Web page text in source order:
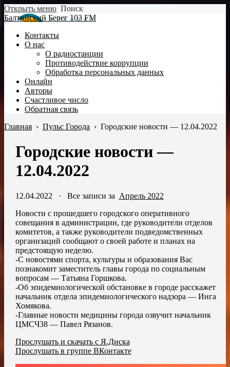
Открыть меню Поиск
Балтийский Берег 103 FM
Контакты
О нас
О радиостанции
Противодействие коррупции
Обработка персональных данных
Онлайн
Авторы
Счастливое число
Обратная связь
Главная › Пульс Города › Городские новости — 12.04.2022
Городские новости —
12.04.2022
12.04.2022 · Все записи за Апрель 2022
Новости с прошедшего городского оперативного
совещания в администрации, где руководители отделов
комитетов, а также руководители подведомственных
организаций сообщают о своей работе и планах на
предстоящую неделю.
-С новостями спорта, культуры и образования Вас
познакомит заместитель главы города по социальным
вопросам — Татьяна Горшкова.
-Об эпидемиологической обстановке в городе расскажет
начальник отдела эпидемиологического надзора — Инга
Хомякова.
-Главные новости медицины города озвучит начальник
ЦМСЧ38 — Павел Рязанов.
Прослушать и скачать с Я.Диска
Прослушать в группе ВКонтакте